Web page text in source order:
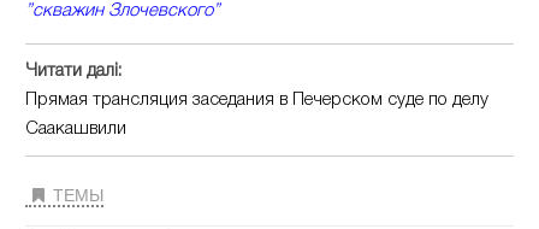
”скважин Злочевского”
Читати далі:
Прямая трансляция заседания в Печерском суде по делу
Саакашвили
ТЕМЫ